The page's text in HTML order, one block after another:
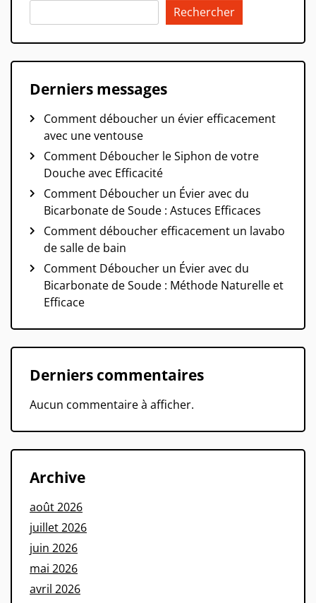
Rechercher
Derniers messages
Comment déboucher un évier efficacement
avec une ventouse
Comment Déboucher le Siphon de votre
Douche avec Efficacité
Comment Déboucher un Évier avec du
Bicarbonate de Soude : Astuces Efficaces
Comment déboucher efficacement un lavabo
de salle de bain
Comment Déboucher un Évier avec du
Bicarbonate de Soude : Méthode Naturelle et
Efficace
Derniers commentaires
Aucun commentaire à afficher.
Archive
août 2026
juillet 2026
juin 2026
mai 2026
avril 2026